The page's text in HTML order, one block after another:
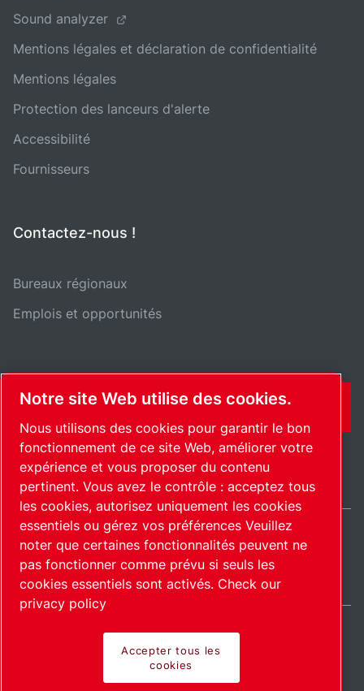
Sound analyzer
Mentions légales et déclaration de confidentialité
Mentions légales
Protection des lanceurs d'alerte
Accessibilité
Fournisseurs
Contactez-nous !
Bureaux régionaux
Emplois et opportunités
CONTACT
Plan du siteGérer les cookies© 2026 Copyright.
International / FR
Notre site Web utilise des cookies.
Nous utilisons des cookies pour garantir le bon
fonctionnement de ce site Web, améliorer votre
expérience et vous proposer du contenu
pertinent. Vous avez le contrôle : acceptez tous
les cookies, autorisez uniquement les cookies
essentiels ou gérez vos préférences Veuillez
noter que certaines fonctionnalités peuvent ne
pas fonctionner comme prévu si seuls les
cookies essentiels sont activés. Check our
privacy policy
Accepter tous les
cookies